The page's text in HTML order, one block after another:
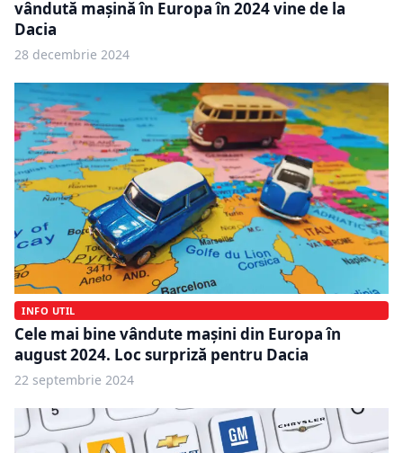
vândută mașină în Europa în 2024 vine de la
Dacia
28 decembrie 2024
INFO UTIL
Cele mai bine vândute mașini din Europa în
august 2024. Loc surpriză pentru Dacia
22 septembrie 2024